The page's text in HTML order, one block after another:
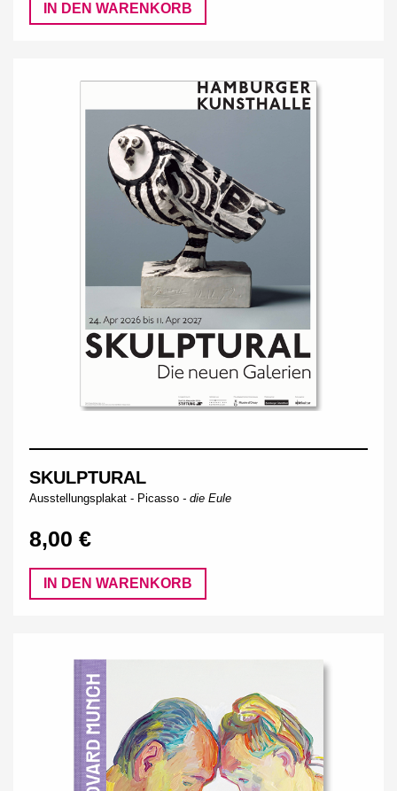
IN DEN WARENKORB
SKULPTURAL
Ausstellungsplakat - Picasso - die Eule
8,00 €
IN DEN WARENKORB